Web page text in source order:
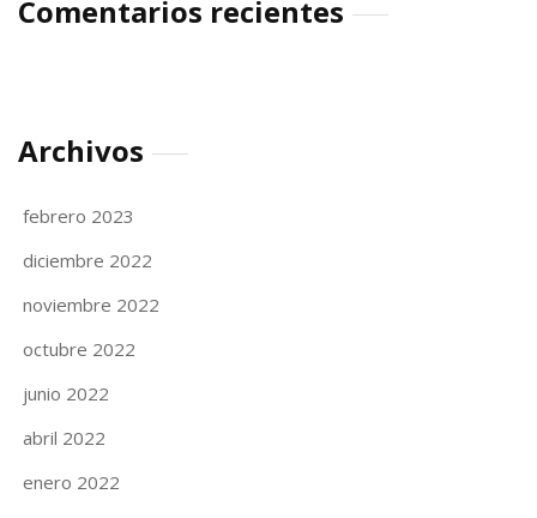
Comentarios recientes
Archivos
febrero 2023
diciembre 2022
noviembre 2022
octubre 2022
junio 2022
abril 2022
enero 2022